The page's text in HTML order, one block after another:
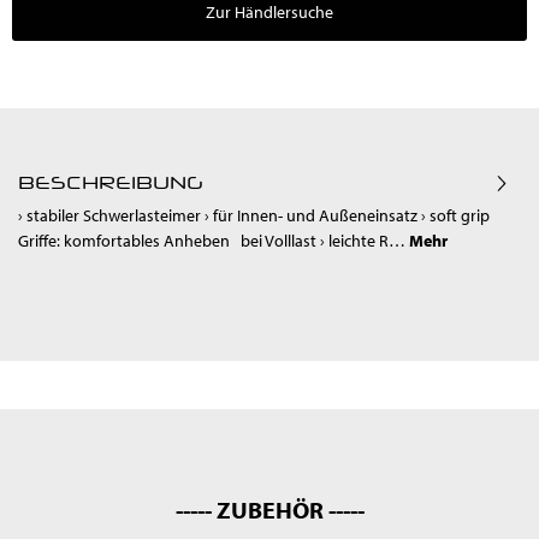
Zur Händlersuche
BESCHREIBUNG
› stabiler Schwerlasteimer › für Innen- und Außeneinsatz › soft grip
Griffe: komfortables Anheben bei Volllast › leichte R… Mehr
----- ZUBEHÖR -----